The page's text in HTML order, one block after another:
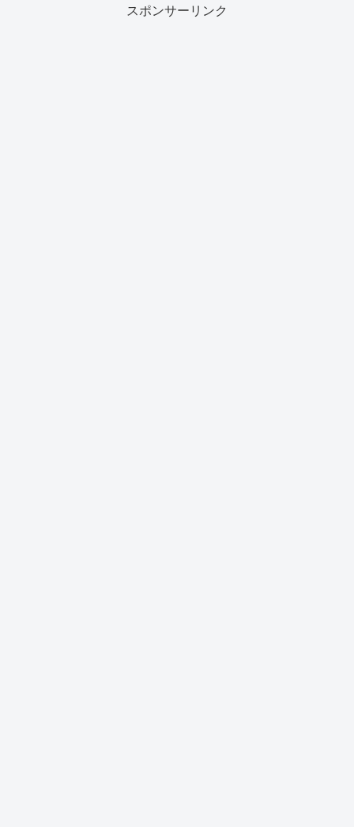
スポンサーリンク